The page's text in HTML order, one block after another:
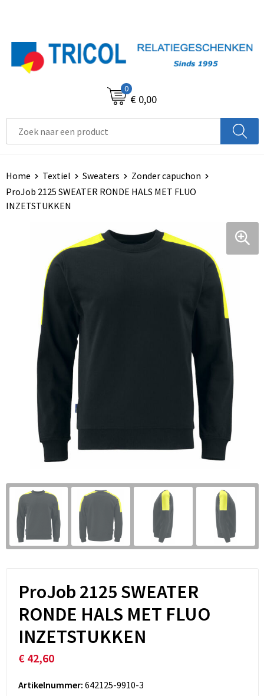
0
€ 0,00
Home Textiel Sweaters
Zonder capuchon
ProJob 2125 SWEATER RONDE HALS MET FLUO
INZETSTUKKEN
ProJob 2125 SWEATER
RONDE HALS MET FLUO
INZETSTUKKEN
€ 42,60
Artikelnummer: 642125-9910-3